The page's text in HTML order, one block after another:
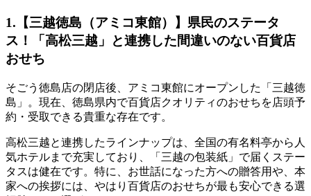
1.【三越徳島（アミコ東館）】県民のステータ
ス！「高松三越」と連携した間違いのない百貨店
おせち
そごう徳島店の閉店後、アミコ東館にオープンした「三越徳
島」。現在、徳島県内で百貨店クオリティのおせちを店頭予
約・受取できる貴重な存在です。
高松三越と連携したラインナップは、全国の有名料亭から人
気ホテルまで充実しており、
「三越の包装紙」で届くステー
タスは健在です。特に、お世話になった方への贈答用や、本
家への挨拶には、やはり百貨店のおせちが最も安心できる選